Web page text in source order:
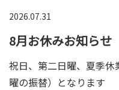
2026.07.31
8月お休みお知らせ
祝日、第二日曜、夏季
曜の振替）となります